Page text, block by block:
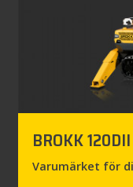
BROKK 120DII
Varumärket för